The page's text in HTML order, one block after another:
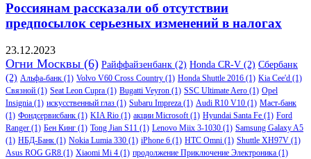
Россиянам рассказали об отсутствии
предпосылок серьезных изменений в налогах
23.12.2023
Огни Москвы (6) Райффайзенбанк (2) Honda CR-V (2) Сбербанк
(2) Альфа-банк (1) Volvo V60 Cross Country (1) Honda Shuttle 2016 (1) Kia Cee'd (1)
Связной (1) Seat Leon Cupra (1) Bugatti Veyron (1) SSC Ultimate Aero (1) Opel
Insignia (1) искусственный глаз (1) Subaru Impreza (1) Audi R10 V10 (1) Маст-банк
(1) Фондсервисбанк (1) KIA Rio (1) акции Microsoft(1) Hyundai Santa Fe (1) Ford
Ranger (1) Бен Кинг (1) Tong Jian S11 (1) Lenovo Miix 3-1030 (1) Samsung Galaxy A5
(1) НБД-Банк (1) Nokia Lumia 330 (1) iPhone 6 (1) HTC Omni (1) Shuttle XH97V (1)
Asus ROG GR8 (1) Xiaomi Mi 4 (1) продолжение Приключение Электроника (1)